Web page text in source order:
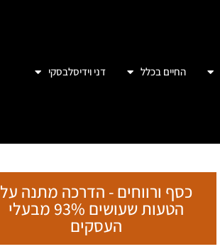
החיים בכלל דני וידיסלבסקי
כסף ורווחים - הדרכה מתנה על
הטעות שעושים 93% מבעלי
העסקים